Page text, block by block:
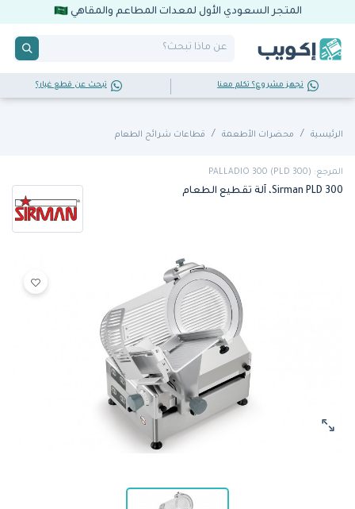
المتجر السعودي الأول لمعدات المطاعم والمقاهي
تجهز مشروع؟ تكلم معنا تبحث عن قطع غيار؟
الرئيسية محضرات الأطعمة قطاعات شرائح الطعام
المرجع: PALLADIO 300 (PLD 300)
Sirman PLD 300، آلة تقطيع الطعام